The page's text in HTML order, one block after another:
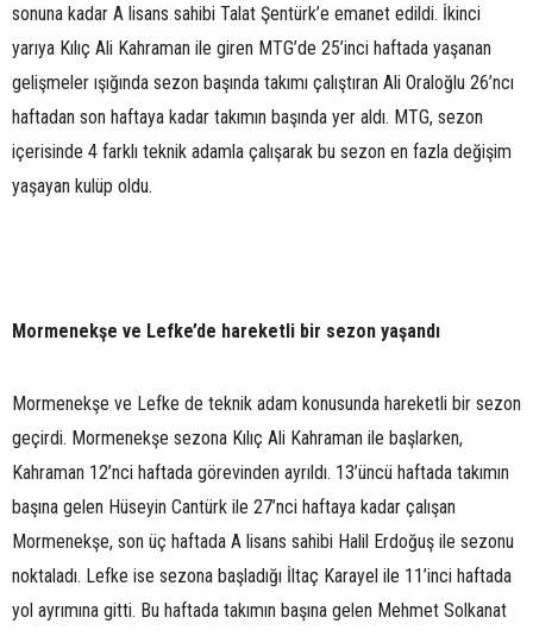
sonuna kadar A lisans sahibi Talat Şentürk’e emanet edildi. İkinci
yarıya Kılıç Ali Kahraman ile giren MTG’de 25’inci haftada yaşanan
gelişmeler ışığında sezon başında takımı çalıştıran Ali Oraloğlu 26’ncı
haftadan son haftaya kadar takımın başında yer aldı. MTG, sezon
içerisinde 4 farklı teknik adamla çalışarak bu sezon en fazla değişim
yaşayan kulüp oldu.
Mormenekşe ve Lefke’de hareketli bir sezon yaşandı
Mormenekşe ve Lefke de teknik adam konusunda hareketli bir sezon
geçirdi. Mormenekşe sezona Kılıç Ali Kahraman ile başlarken,
Kahraman 12’nci haftada görevinden ayrıldı. 13’üncü haftada takımın
başına gelen Hüseyin Cantürk ile 27’nci haftaya kadar çalışan
Mormenekşe, son üç haftada A lisans sahibi Halil Erdoğuş ile sezonu
noktaladı. Lefke ise sezona başladığı İltaç Karayel ile 11’inci haftada
yol ayrımına gitti. Bu haftada takımın başına gelen Mehmet Solkanat